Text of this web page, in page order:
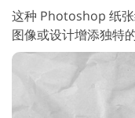
这种 Photoshop 纸
图像或设计增添独特的